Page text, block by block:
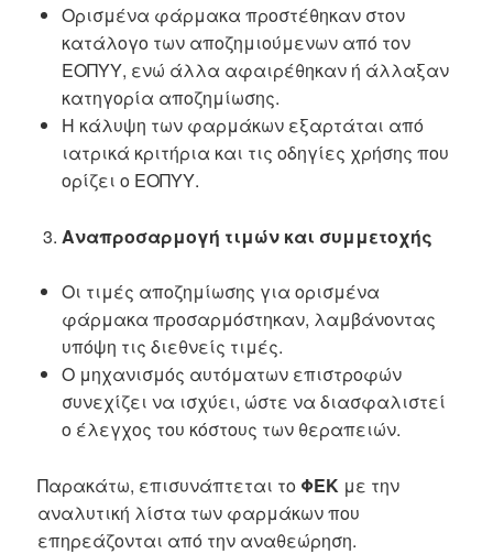
Ορισμένα φάρμακα προστέθηκαν στον
κατάλογο των αποζημιούμενων από τον
ΕΟΠΥΥ, ενώ άλλα αφαιρέθηκαν ή άλλαξαν
κατηγορία αποζημίωσης.
Η κάλυψη των φαρμάκων εξαρτάται από
ιατρικά κριτήρια και τις οδηγίες χρήσης που
ορίζει ο ΕΟΠΥΥ.
Αναπροσαρμογή τιμών και συμμετοχής
Οι τιμές αποζημίωσης για ορισμένα
φάρμακα προσαρμόστηκαν, λαμβάνοντας
υπόψη τις διεθνείς τιμές.
Ο μηχανισμός αυτόματων επιστροφών
συνεχίζει να ισχύει, ώστε να διασφαλιστεί
ο έλεγχος του κόστους των θεραπειών.
Παρακάτω, επισυνάπτεται το ΦΕΚ με την
αναλυτική λίστα των φαρμάκων που
επηρεάζονται από την αναθεώρηση.